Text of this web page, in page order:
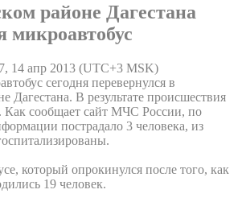
районе Дагестана
микроавтобус
14 апр 2013 (UTC+3 MSK)
сегодня перевернулся в
Дагестана. В результате происшествия
Как сообщает сайт МЧС России, по
пострадало 3 человека, из
который опрокинулся после того, как
19 человек.